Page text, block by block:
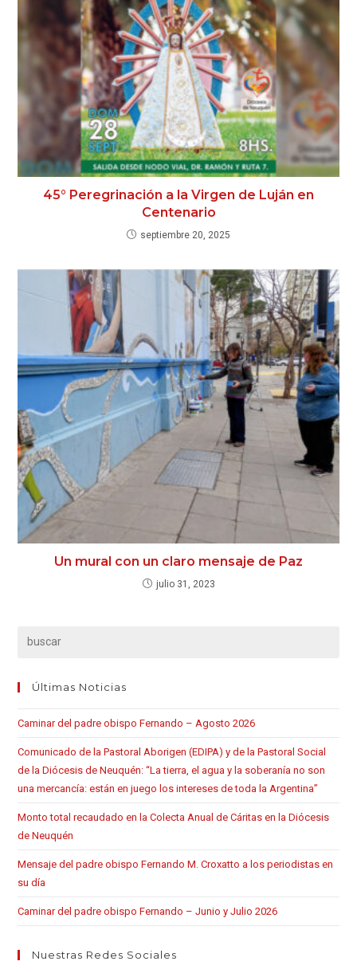
45° Peregrinación a la Virgen de Luján en
Centenario
septiembre 20, 2025
Un mural con un claro mensaje de Paz
julio 31, 2023
Últimas Noticias
Caminar del padre obispo Fernando – Agosto 2026
Comunicado de la Pastoral Aborigen (EDIPA) y de la Pastoral Social
de la Diócesis de Neuquén: “La tierra, el agua y la soberanía no son
una mercancía: están en juego los intereses de toda la Argentina”
Monto total recaudado en la Colecta Anual de Cáritas en la Diócesis
de Neuquén
Mensaje del padre obispo Fernando M. Croxatto a los periodistas en
su día
Caminar del padre obispo Fernando – Junio y Julio 2026
Nuestras Redes Sociales